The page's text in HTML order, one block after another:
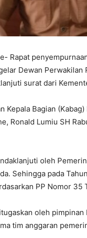
Rapat
Dewan Perwakilan
surat dari
Kepala Bagian
Ronald Lumiu SH
oleh
Sehingga pada
PP Nomor 35
oleh
tim anggaran